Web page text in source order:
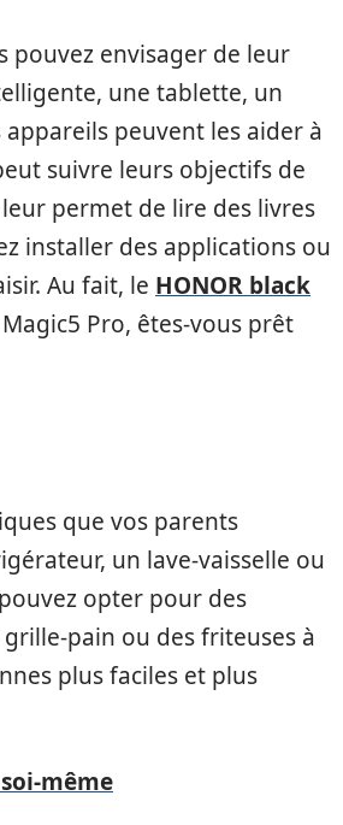
pouvez envisager de leur
une tablette, un
peuvent les aider à
suivre leurs objectifs de
permet de lire des livres
installer des applications ou
Au fait, le HONOR black
Pro, êtes-vous prêt
que vos parents
un lave-vaisselle ou
opter pour des
pain ou des friteuses à
plus faciles et plus
même